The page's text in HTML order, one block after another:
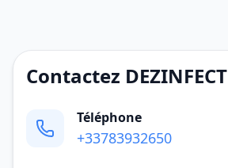
Contactez DEZINFECT
Téléphone
+33783932650